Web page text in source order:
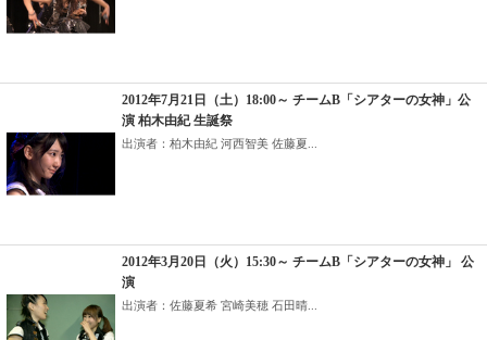
2012年7月21日（土）18:00～ チームB「シアターの女神」公
演 柏木由紀 生誕祭
出演者：柏木由紀 河西智美 佐藤夏...
2012年3月20日（火）15:30～ チームB「シアターの女神」 公
演
出演者：佐藤夏希 宮崎美穂 石田晴...